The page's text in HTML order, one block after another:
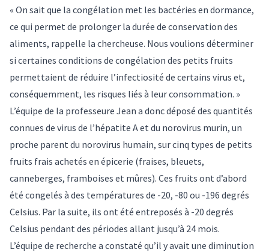
« On sait que la congélation met les bactéries en dormance,
ce qui permet de prolonger la durée de conservation des
aliments, rappelle la chercheuse. Nous voulions déterminer
si certaines conditions de congélation des petits fruits
permettaient de réduire l’infectiosité de certains virus et,
conséquemment, les risques liés à leur consommation. »
L’équipe de la professeure Jean a donc déposé des quantités
connues de virus de l’hépatite A et du norovirus murin, un
proche parent du norovirus humain, sur cinq types de petits
fruits frais achetés en épicerie (fraises, bleuets,
canneberges, framboises et mûres). Ces fruits ont d’abord
été congelés à des températures de -20, -80 ou -196 degrés
Celsius. Par la suite, ils ont été entreposés à -20 degrés
Celsius pendant des périodes allant jusqu’à 24 mois.
L’équipe de recherche a constaté qu’il y avait une diminution